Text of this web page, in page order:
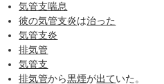
気管支喘息
彼の気管支炎は治った
気管支炎
排気管
気管支
排気管から黒煙が出ていた。